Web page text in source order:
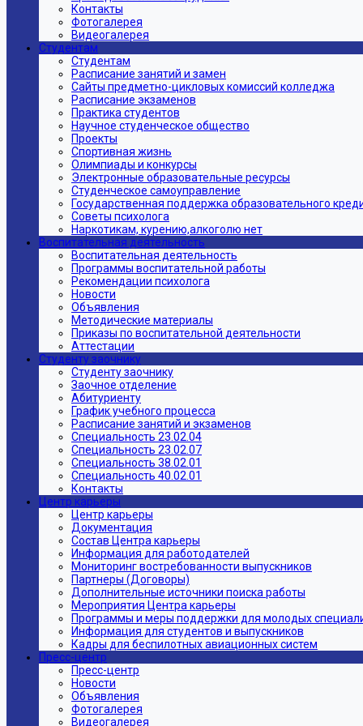
Контакты
Фотогалерея
Видеогалерея
Студентам
Студентам
Расписание занятий и замен
Сайты предметно-цикловых комиссий колледжа
Расписание экзаменов
Практика студентов
Научное студенческое общество
Проекты
Спортивная жизнь
Олимпиады и конкурсы
Электронные образовательные ресурсы
Студенческое самоуправление
Государственная поддержка образовательного
Советы психолога
Наркотикам, курению,алкоголю нет
Воспитательная деятельность
Воспитательная деятельность
Программы воспитательной работы
Рекомендации психолога
Новости
Объявления
Методические материалы
Приказы по воспитательной деятельности
Аттестации
Студенту заочнику
Студенту заочнику
Заочное отделение
Абитуриенту
График учебного процесса
Расписание занятий и экзаменов
Специальность 23.02.04
Специальность 23.02.07
Специальность 38.02.01
Специальность 40.02.01
Контакты
Центр карьеры
Центр карьеры
Документация
Состав Центра карьеры
Информация для работодателей
Мониторинг востребованности выпускников
Партнеры (Договоры)
Дополнительные источники поиска работы
Мероприятия Центра карьеры
Программы и меры поддержки для молодых
Информация для студентов и выпускников
Кадры для беспилотных авиационных систем
Пресс-центр
Пресс-центр
Новости
Объявления
Фотогалерея
Видеогалерея